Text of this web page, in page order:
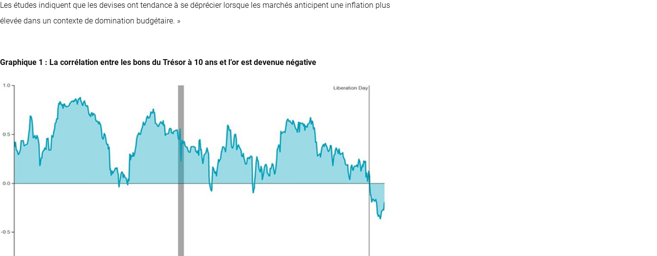
Les études indiquent que les devises ont tendance à se déprécier lorsque les marchés anticipent une inflation plus
élevée dans un contexte de domination budgétaire. »
Graphique 1 : La corrélation entre les bons du Trésor à 10 ans et l’or est devenue négative